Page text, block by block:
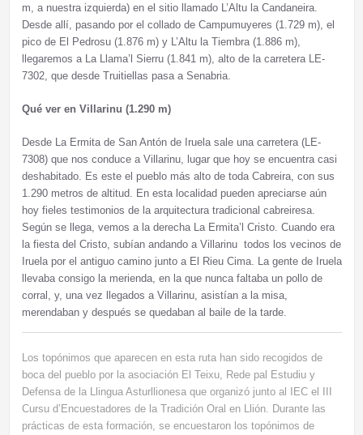
m, a nuestra izquierda) en el sitio llamado L’Altu la Candaneira.
Desde allí, pasando por el collado de Campumuyeres (1.729 m), el
pico de El Pedrosu (1.876 m) y L’Altu la Tiembra (1.886 m),
llegaremos a La Llama’l Sierru (1.841 m), alto de la carretera LE-
7302, que desde Truitiellas pasa a Senabria.
Qué ver en Villarinu (1.290 m)
Desde La Ermita de San Antón de Iruela sale una carretera (LE-
7308) que nos conduce a Villarinu, lugar que hoy se encuentra casi
deshabitado. Es este el pueblo más alto de toda Cabreira, con sus
1.290 metros de altitud. En esta localidad pueden apreciarse aún
hoy fieles testimonios de la arquitectura tradicional cabreiresa.
Según se llega, vemos a la derecha La Ermita’l Cristo. Cuando era
la fiesta del Cristo, subían andando a Villarinu todos los vecinos de
Iruela por el antiguo camino junto a El Rieu Cima. La gente de Iruela
llevaba consigo la merienda, en la que nunca faltaba un pollo de
corral, y, una vez llegados a Villarinu, asistían a la misa,
merendaban y después se quedaban al baile de la tarde.
Los topónimos que aparecen en esta ruta han sido recogidos de
boca del pueblo por la asociación El Teixu, Rede pal Estudiu y
Defensa de la Llingua Asturllionesa que organizó junto al IEC el III
Cursu d’Encuestadores de la Tradición Oral en Llión. Durante las
prácticas de esta formación, se encuestaron los topónimos de